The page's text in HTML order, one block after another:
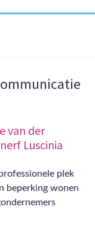
van der
Luscinia
plek
beperking wonen